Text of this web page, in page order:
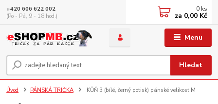
Menu
Hledat
+420 606 622 002
(Po - Pá, 9 - 18 hod.)
0 ks
za 0,00 Kč
Úvod PÁNSKÁ TRIČKA KŮŇ 3 (bílé, černý potisk) pánské velikost M